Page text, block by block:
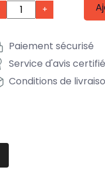
+
Paiement sécurisé
Service d'avis
Conditions de